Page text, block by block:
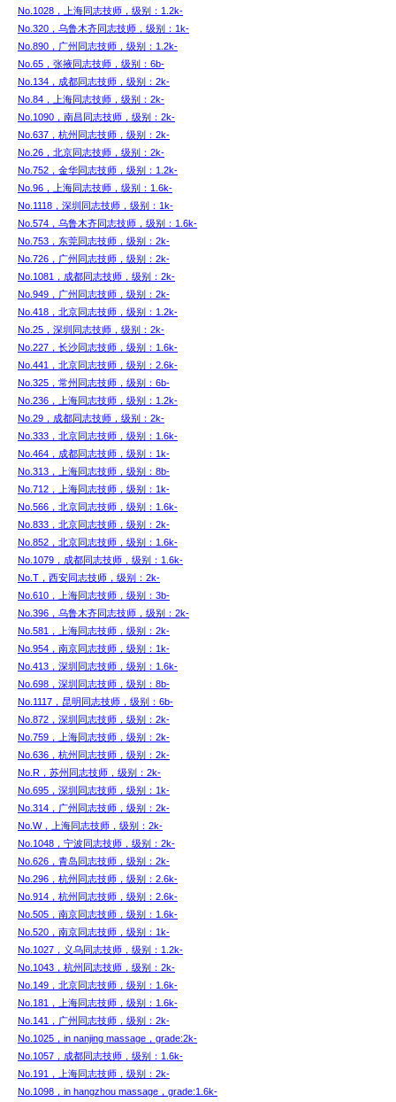
No.1028，上海同志技师，级别：1.2k-
No.320，乌鲁木齐同志技师，级别：1k-
No.890，广州同志技师，级别：1.2k-
No.65，张掖同志技师，级别：6b-
No.134，成都同志技师，级别：2k-
No.84，上海同志技师，级别：2k-
No.1090，南昌同志技师，级别：2k-
No.637，杭州同志技师，级别：2k-
No.26，北京同志技师，级别：2k-
No.752，金华同志技师，级别：1.2k-
No.96，上海同志技师，级别：1.6k-
No.1118，深圳同志技师，级别：1k-
No.574，乌鲁木齐同志技师，级别：1.6k-
No.753，东莞同志技师，级别：2k-
No.726，广州同志技师，级别：2k-
No.1081，成都同志技师，级别：2k-
No.949，广州同志技师，级别：2k-
No.418，北京同志技师，级别：1.2k-
No.25，深圳同志技师，级别：2k-
No.227，长沙同志技师，级别：1.6k-
No.441，北京同志技师，级别：2.6k-
No.325，常州同志技师，级别：6b-
No.236，上海同志技师，级别：1.2k-
No.29，成都同志技师，级别：2k-
No.333，北京同志技师，级别：1.6k-
No.464，成都同志技师，级别：1k-
No.313，上海同志技师，级别：8b-
No.712，上海同志技师，级别：1k-
No.566，北京同志技师，级别：1.6k-
No.833，北京同志技师，级别：2k-
No.852，北京同志技师，级别：1.6k-
No.1079，成都同志技师，级别：1.6k-
No.T，西安同志技师，级别：2k-
No.610，上海同志技师，级别：3b-
No.396，乌鲁木齐同志技师，级别：2k-
No.581，上海同志技师，级别：2k-
No.954，南京同志技师，级别：1k-
No.413，深圳同志技师，级别：1.6k-
No.698，深圳同志技师，级别：8b-
No.1117，昆明同志技师，级别：6b-
No.872，深圳同志技师，级别：2k-
No.759，上海同志技师，级别：2k-
No.636，杭州同志技师，级别：2k-
No.R，苏州同志技师，级别：2k-
No.695，深圳同志技师，级别：1k-
No.314，广州同志技师，级别：2k-
No.W，上海同志技师，级别：2k-
No.1048，宁波同志技师，级别：2k-
No.626，青岛同志技师，级别：2k-
No.296，杭州同志技师，级别：2.6k-
No.914，杭州同志技师，级别：2.6k-
No.505，南京同志技师，级别：1.6k-
No.520，南京同志技师，级别：1k-
No.1027，义乌同志技师，级别：1.2k-
No.1043，杭州同志技师，级别：2k-
No.149，北京同志技师，级别：1.6k-
No.181，上海同志技师，级别：1.6k-
No.141，广州同志技师，级别：2k-
No.1025，in nanjing massage，grade:2k-
No.1057，成都同志技师，级别：1.6k-
No.191，上海同志技师，级别：2k-
No.1098，in hangzhou massage，grade:1.6k-